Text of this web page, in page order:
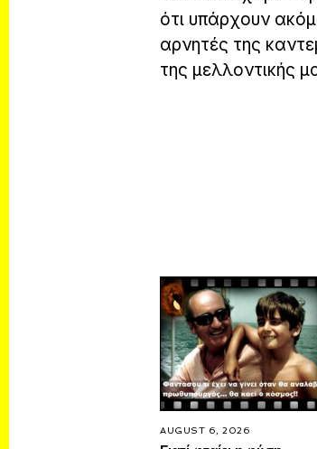
ότι υπάρχουν
αρνητές της
της μελλοντικής
AUGUST 6, 2026